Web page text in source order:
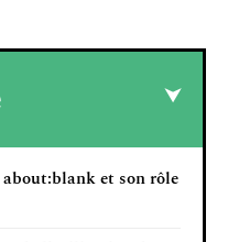
et son rôle